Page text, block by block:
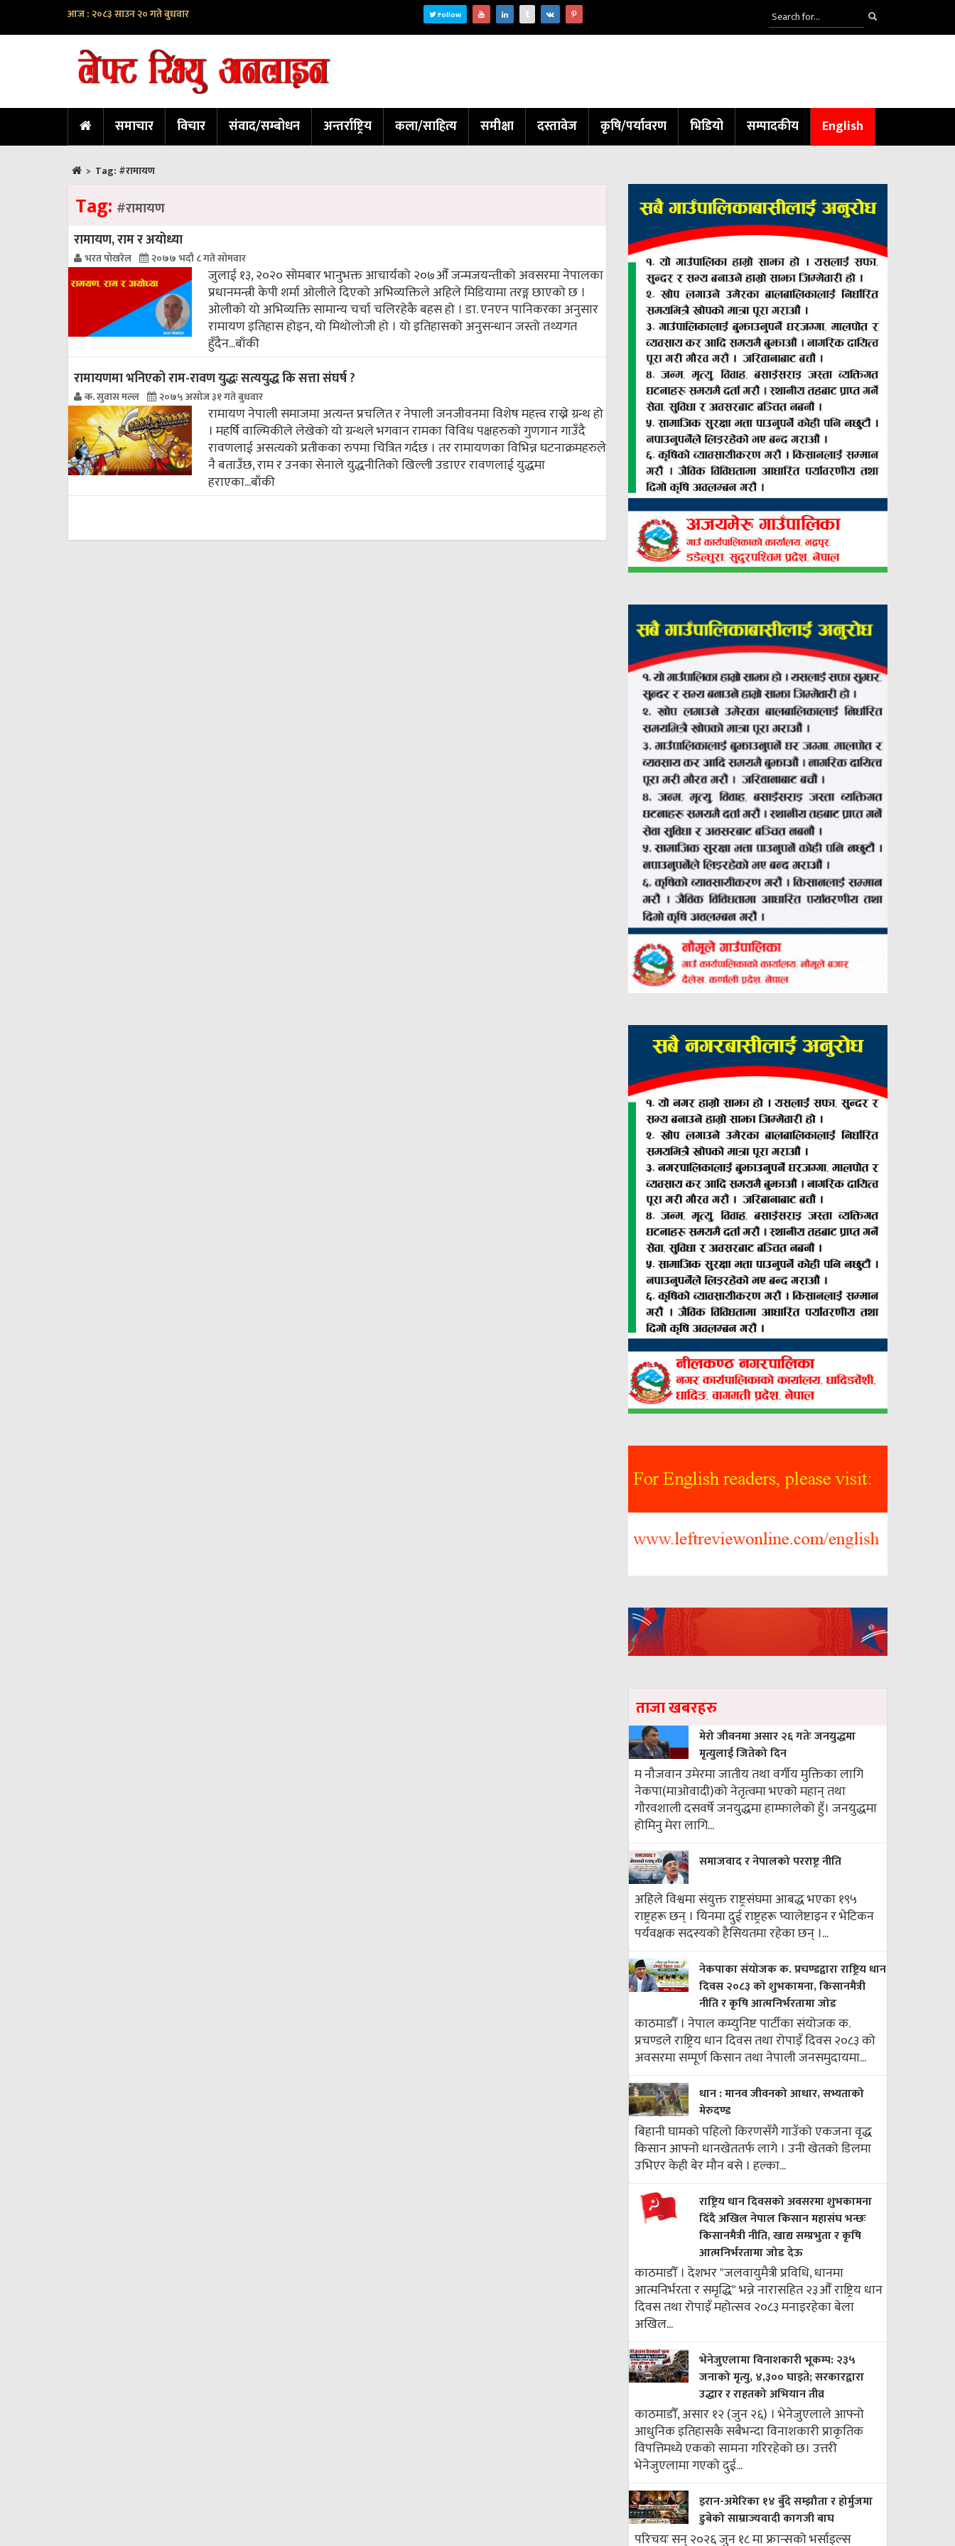
आज : २०८३ साउन २० गते बुधवार Follow
समाचार विचार संवाद/सम्बोधन अन्तर्राष्ट्रिय कला/साहित्य समीक्षा दस्तावेज कृषि/पर्यावरण भिडियो सम्पादकीय English
> Tag: #रामायण
Tag: #रामायण
रामायण, राम र अयोध्या
भरत पोखरेल २०७७ भदौ ८ गते सोमवार
जुलाई १३, २०२० सोमबार भानुभक्त आचार्यको २०७औँ जन्मजयन्तीको अवसरमा नेपालका
प्रधानमन्त्री केपी शर्मा ओलीले दिएको अभिव्यक्तिले अहिले मिडियामा तरङ्ग छाएको छ ।
ओलीको यो अभिव्यक्ति सामान्य चर्चा चलिरहेकै बहस हो । डा. एनएन पानिकरका अनुसार
रामायण इतिहास होइन, यो मिथोलोजी हो । यो इतिहासको अनुसन्धान जस्तो तथ्यगत
हुँदैन...बाँकी
रामायणमा भनिएको राम-रावण युद्धः सत्ययुद्ध कि सत्ता संघर्ष ?
क. सुवास मल्ल २०७५ असोज ३१ गते बुधवार
रामायण नेपाली समाजमा अत्यन्त प्रचलित र नेपाली जनजीवनमा विशेष महत्त्व राख्ने ग्रन्थ हो
। महर्षि वाल्मिकीले लेखेको यो ग्रन्थले भगवान रामका विविध पक्षहरुको गुणगान गाउँदै
रावणलाई असत्यको प्रतीकका रुपमा चित्रित गर्दछ । तर रामायणका विभिन्न घटनाक्रमहरुले
नै बताउँछ, राम र उनका सेनाले युद्धनीतिको खिल्ली उडाएर रावणलाई युद्धमा
हराएका...बाँकी
ताजा खबरहरु
मेरो जीवनमा असार २६ गतेः जनयुद्धमा
मृत्युलाई जितेको दिन
म नौजवान उमेरमा जातीय तथा वर्गीय मुक्तिका लागि
नेकपा(माओवादी)को नेतृत्वमा भएको महान् तथा
गौरवशाली दसवर्षे जनयुद्धमा हाम्फालेको हुँ। जनयुद्धमा
होमिनु मेरा लागि...
समाजवाद र नेपालको परराष्ट्र नीति
अहिले विश्वमा संयुक्त राष्ट्रसंघमा आबद्ध भएका १९५
राष्ट्रहरू छन् । यिनमा दुई राष्ट्रहरू प्यालेष्टाइन र भेटिकन
पर्यवक्षक सदस्यको हैसियतमा रहेका छन् ।...
नेकपाका संयोजक क. प्रचण्डद्वारा राष्ट्रिय धान
दिवस २०८३ को शुभकामना, किसानमैत्री
नीति र कृषि आत्मनिर्भरतामा जोड
काठमाडौँ । नेपाल कम्युनिष्ट पार्टीका संयोजक क.
प्रचण्डले राष्ट्रिय धान दिवस तथा रोपाइँ दिवस २०८३ को
अवसरमा सम्पूर्ण किसान तथा नेपाली जनसमुदायमा...
धान : मानव जीवनको आधार, सभ्यताको
मेरुदण्ड
बिहानी घामको पहिलो किरणसँगै गाउँको एकजना वृद्ध
किसान आफ्नो धानखेततर्फ लागे । उनी खेतको डिलमा
उभिएर केही बेर मौन बसे । हल्का...
राष्ट्रिय धान दिवसको अवसरमा शुभकामना
दिँदै अखिल नेपाल किसान महासंघ भन्छः
किसानमैत्री नीति, खाद्य सम्प्रभुता र कृषि
आत्मनिर्भरतामा जोड देऊ
काठमाडौँ । देशभर "जलवायुमैत्री प्रविधि, धानमा
आत्मनिर्भरता र समृद्धि" भन्ने नारासहित २३औँ राष्ट्रिय धान
दिवस तथा रोपाइँ महोत्सव २०८३ मनाइरहेका बेला
अखिल...
भेनेजुएलामा विनाशकारी भूकम्प: २३५
जनाको मृत्यु, ४,३०० घाइते; सरकारद्वारा
उद्धार र राहतको अभियान तीव्र
काठमाडौँ, असार १२ (जुन २६) । भेनेजुएलाले आफ्नो
आधुनिक इतिहासकै सबैभन्दा विनाशकारी प्राकृतिक
विपत्तिमध्ये एकको सामना गरिरहेको छ। उत्तरी
भेनेजुएलामा गएको दुई...
इरान-अमेरिका १४ बुँदे सम्झौता र होर्मुजमा
डुबेको साम्राज्यवादी कागजी बाघ
परिचयः सन् २०२६ जुन १८ मा फ्रान्सको भर्साइल्स